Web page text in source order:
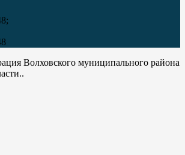
Волховского муниципального района